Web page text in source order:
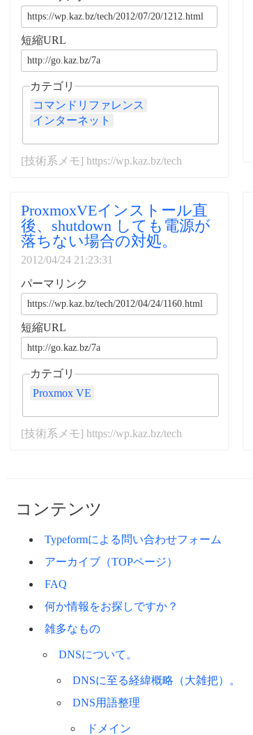
短縮URL
カテゴリ
コマンドリファレンス
インターネット
[技術系メモ] https://wp.kaz.bz/tech
ProxmoxVEインストール直
後、shutdown しても電源が
落ちない場合の対処。
2012/04/24 21:23:31
パーマリンク
短縮URL
カテゴリ
Proxmox VE
[技術系メモ] https://wp.kaz.bz/tech
コンテンツ
Typeformによる問い合わせフォーム
アーカイブ（TOPページ）
FAQ
何か情報をお探しですか？
雑多なもの
DNSについて。
DNSに至る経緯概略（大雑把）。
DNS用語整理
ドメイン